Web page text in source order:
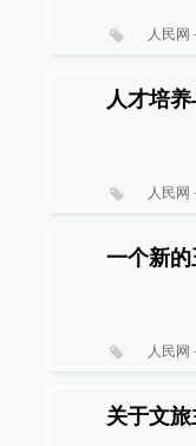
人民网
人才培
人民网
一个新的
人民网
关于文